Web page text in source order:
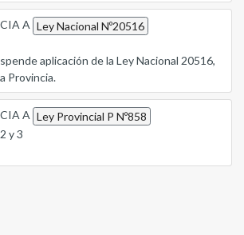
A Ley Nacional Nº20516
aplicación de la Ley Nacional 20516,
Provincia.
A Ley Provincial P Nº858
y 3